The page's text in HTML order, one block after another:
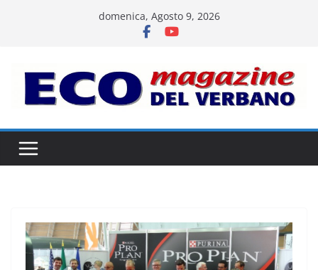
domenica, Agosto 9, 2026